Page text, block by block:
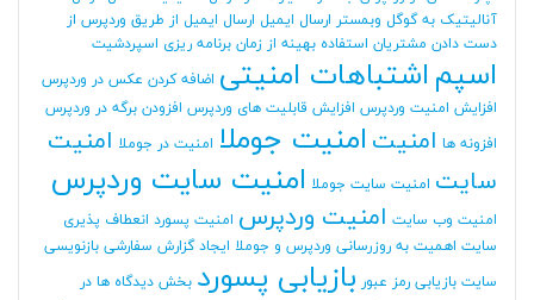
آنالیتیک به گوگل وبمستر ارسال ایمیل ارسال ایمیل از طریق وردپرس از
دست دادن مشتریان استفاده بهینه از زمان برنامه ریزی اسپردشیت
اسپم اشتباهات امنیتی اضافه کردن عکس در وردپرس
افزایش امنیت وردپرس افزایش قابلیت های وردپرس افزودن برگه در وردپرس
افزونه ها امنیت امنیت جوملا امنیت در جوملا امنیت
سایت امنیت سایت جوملا امنیت سایت وردپرس
امنیت وب سایت امنیت وردپرس امنیت پسورد انعطاف پذیری
سایت اهمیت به روزرسانی وردپرس و جوملا ایجاد گزارش سفارشی بازنویسی
سایت بازیابی رمز عبور بازیابی پسورد بخش دیدگاه ها در